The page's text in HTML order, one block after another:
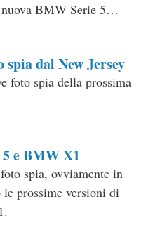
nuova BMW Serie 5…
dal New Jersey
foto spia della prossima
e BMW X1
spia, ovviamente in
prossime versioni di